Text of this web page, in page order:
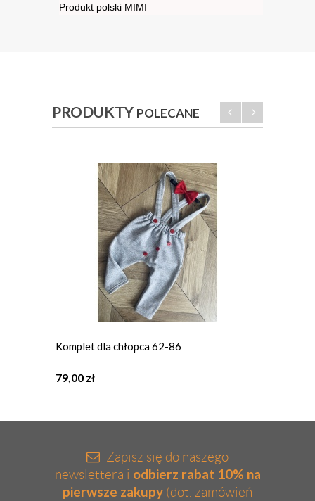
Produkt polski MIMI
PRODUKTY POLECANE
Komplet dla chłopca 62-86
79,00 zł
Zapisz się do naszego
newslettera i odbierz rabat 10% na
pierwsze zakupy (dot. zamówień